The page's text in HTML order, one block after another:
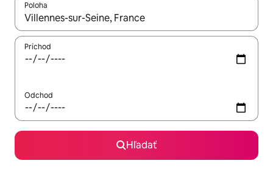
Poloha
Keď budú výsledky k dispozícii, môžete si ich prechádzať
Príchod
Odchod
Hľadať